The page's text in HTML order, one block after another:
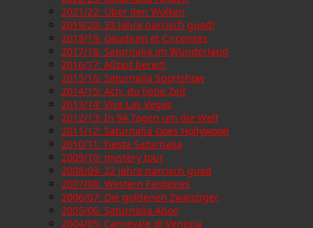
2021/22: Über den Wolken
2019/20: 33 Jahre narrisch guad!
2018/19: Gaudium et Circenses
2017/18: Saturnalia im Wunderland
2016/17: Allzeit bereit!
2015/16: Saturnalia Sportshow
2014/15: Ach, du liebe Zeit
2013/14: Viva Las Vegas
2012/13: In 94 Tagen um die Welt
2011/12: Saturnalia Goes Hollywood
2010/11: Fiesta Saturnalia
2009/10: mystery tour
2008/09: 22 Jahre narrisch guad
2007/08: Western Fantasies
2006/07: Die goldenen Zwanziger
2005/06: Saturnalia Ahoi!
2004/05: Carnevale di Venezia